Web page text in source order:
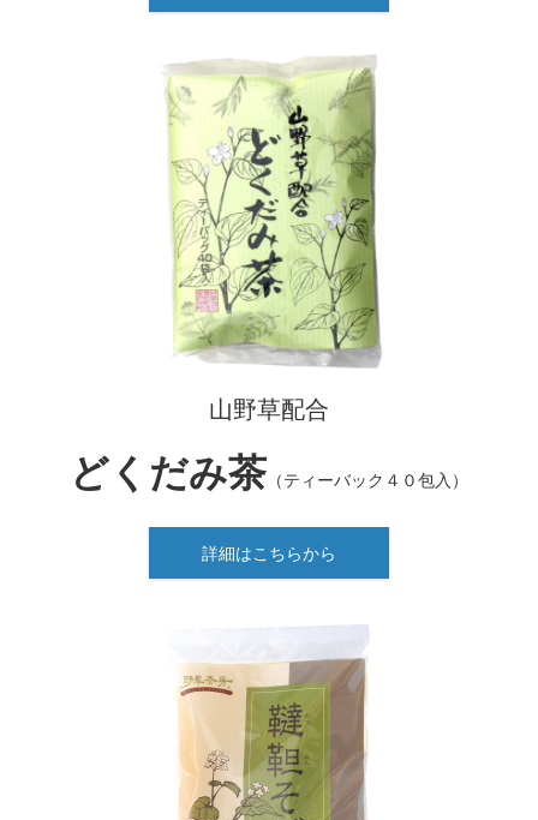
山野草配合
どくだみ茶 （ティーバック４０包入）
詳細はこちらから